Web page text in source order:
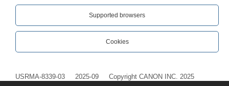
Supported browsers
Cookies
USRMA-8339-03 2025-09 Copyright CANON INC. 2025